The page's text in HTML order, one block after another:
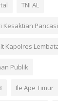
TNI AL
Kesaktian
Kapolres
Publik
Ile Ape Timur